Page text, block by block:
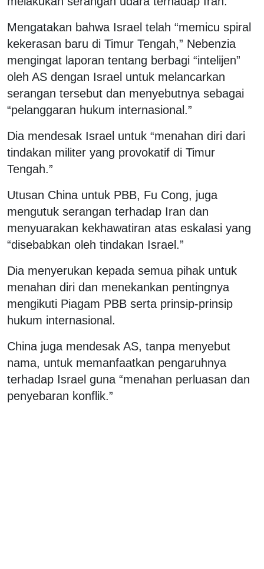
Mengatakan bahwa Israel telah “memicu spiral
kekerasan baru di Timur Tengah,” Nebenzia
mengingat laporan tentang berbagi “intelijen”
oleh AS dengan Israel untuk melancarkan
serangan tersebut dan menyebutnya sebagai
“pelanggaran hukum internasional.”
Dia mendesak Israel untuk “menahan diri dari
tindakan militer yang provokatif di Timur
Tengah.”
Utusan China untuk PBB, Fu Cong, juga
mengutuk serangan terhadap Iran dan
menyuarakan kekhawatiran atas eskalasi yang
“disebabkan oleh tindakan Israel.”
Dia menyerukan kepada semua pihak untuk
menahan diri dan menekankan pentingnya
mengikuti Piagam PBB serta prinsip-prinsip
hukum internasional.
China juga mendesak AS, tanpa menyebut
nama, untuk memanfaatkan pengaruhnya
terhadap Israel guna “menahan perluasan dan
penyebaran konflik.”